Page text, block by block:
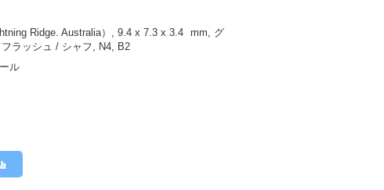
Ridge. Australia）, 9.4 x 7.3 x 3.4 mm , グ
ラッシュ / シャフ, N4, B2
ル